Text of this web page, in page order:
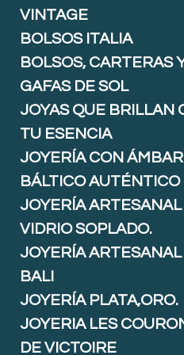
VINTAGE
BOLSOS ITALIA
BOLSOS, CARTERAS
GAFAS DE SOL
JOYAS QUE BRILLAN
TU ESENCIA
JOYERÍA CON ÁMBAR
BÁLTICO AUTÉNTICO
JOYERÍA ARTESANAL
VIDRIO SOPLADO.
JOYERÍA ARTESANAL
BALI
JOYERÍA PLATA,ORO.
JOYERIA LES
DE VICTOIRE